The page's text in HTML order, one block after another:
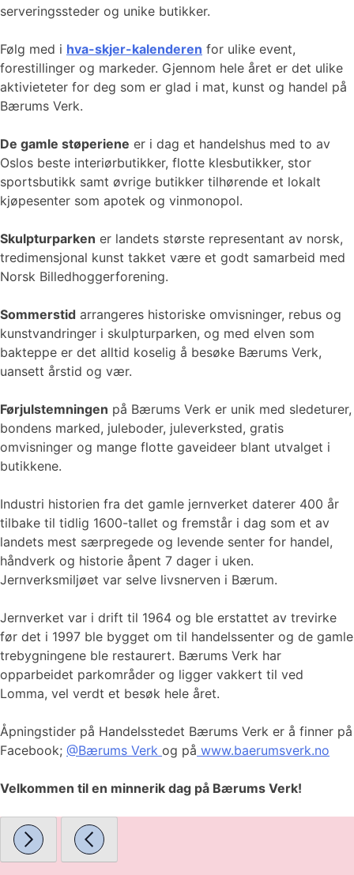
serveringssteder og unike butikker.
Følg med i hva-skjer-kalenderen for ulike event,
forestillinger og markeder. Gjennom hele året er det ulike
aktivieteter for deg som er glad i mat, kunst og handel på
Bærums Verk.
De gamle støperiene er i dag et handelshus med to av
Oslos beste interiørbutikker, flotte klesbutikker, stor
sportsbutikk samt øvrige butikker tilhørende et lokalt
kjøpesenter som apotek og vinmonopol.
Skulpturparken er landets største representant av norsk,
tredimensjonal kunst takket være et godt samarbeid med
Norsk Billedhoggerforening.
Sommerstid arrangeres historiske omvisninger, rebus og
kunstvandringer i skulpturparken, og med elven som
bakteppe er det alltid koselig å besøke Bærums Verk,
uansett årstid og vær.
Førjulstemningen på Bærums Verk er unik med sledeturer,
bondens marked, juleboder, juleverksted, gratis
omvisninger og mange flotte gaveideer blant utvalget i
butikkene.
Industri historien fra det gamle jernverket daterer 400 år
tilbake til tidlig 1600-tallet og fremstår i dag som et av
landets mest særpregede og levende senter for handel,
håndverk og historie åpent 7 dager i uken.
Jernverksmiljøet var selve livsnerven i Bærum.
Jernverket var i drift til 1964 og ble erstattet av trevirke
før det i 1997 ble bygget om til handelssenter og de gamle
trebygningene ble restaurert. Bærums Verk har
opparbeidet parkområder og ligger vakkert til ved
Lomma, vel verdt et besøk hele året.
Åpningstider på Handelsstedet Bærums Verk er å finner på
Facebook; @Bærums Verk og på www.baerumsverk.no
Velkommen til en minnerik dag på Bærums Verk!